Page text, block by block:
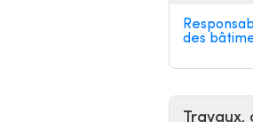
des
Travaux,